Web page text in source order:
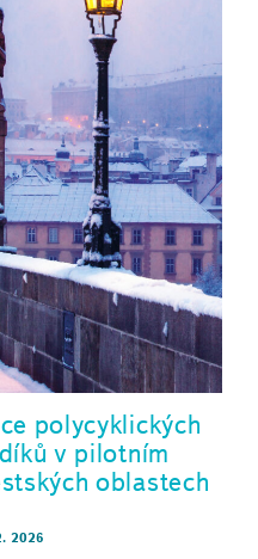
polycyklických
v pilotním
oblastech
2026